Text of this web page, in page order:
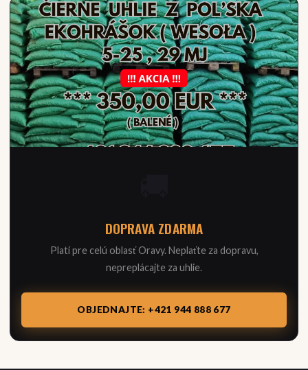
DOPRAVA ZDARMA
Platí pre celú oblasť Oravy. Neplaťte za dopravu,
nepreplácajte za uhlie.
OBJEDNAJTE: +421 944 888 677